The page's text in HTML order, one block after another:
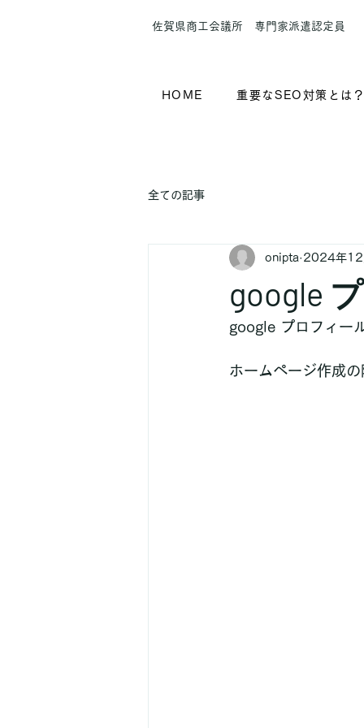
​佐賀県商工会議所 専門家派遣認定員
HOME 重要なSEO対策とは
全ての記事
google
onipta 2024年12
google プロフィー
ホームページ作成